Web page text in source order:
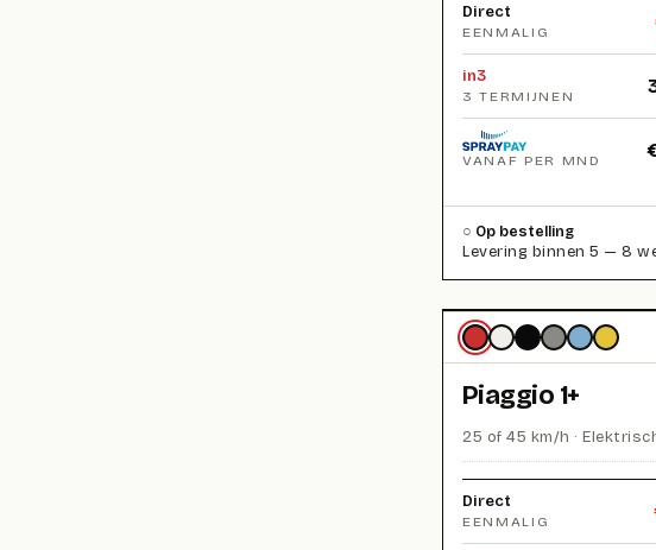
Direct
EENMALIG
in3
3 TERMIJNEN
VANAF PER MND
Op bestelling
Levering binnen 5 — 8
Piaggio 1+
25 of 45 km/h ·
Direct
EENMALIG